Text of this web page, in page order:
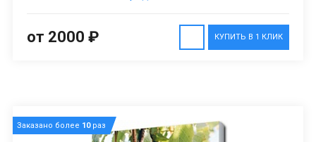
КУПИТЬ В 1 КЛИК
от 2000 ₽
Заказано более 10раз